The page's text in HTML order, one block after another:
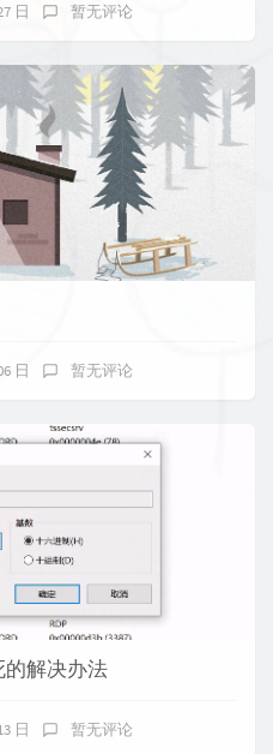
日 暂无评论
日 暂无评论
的解决办法
日 暂无评论